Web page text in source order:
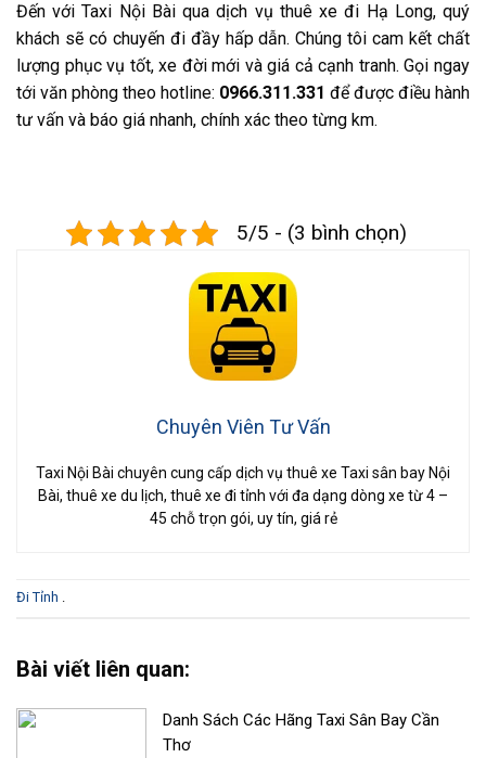
Đến với Taxi Nội Bài qua dịch vụ thuê xe đi Hạ Long, quý
khách sẽ có chuyến đi đầy hấp dẫn. Chúng tôi cam kết chất
lượng phục vụ tốt, xe đời mới và giá cả cạnh tranh. Gọi ngay
tới văn phòng theo hotline: 0966.311.331 để được điều hành
tư vấn và báo giá nhanh, chính xác theo từng km.
5/5 - (3 bình chọn)
Chuyên Viên Tư Vấn
Taxi Nội Bài chuyên cung cấp dịch vụ thuê xe Taxi sân bay Nội
Bài, thuê xe du lịch, thuê xe đi tỉnh với đa dạng dòng xe từ 4 –
45 chỗ trọn gói, uy tín, giá rẻ
Đi Tỉnh .
Bài viết liên quan:
Danh Sách Các Hãng Taxi Sân Bay Cần
Thơ